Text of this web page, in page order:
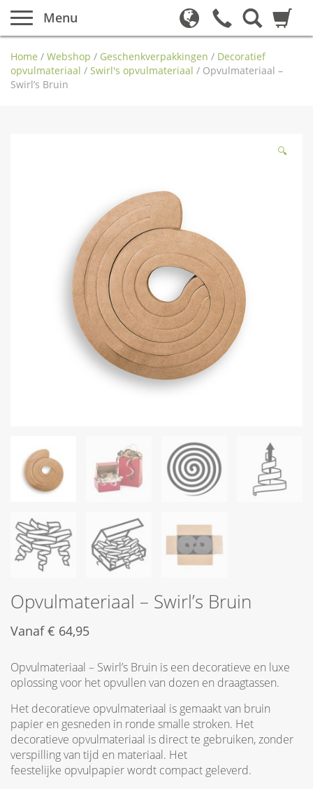
Menu
Home / Webshop / Geschenkverpakkingen / Decoratief
opvulmateriaal / Swirl's opvulmateriaal / Opvulmateriaal –
Swirl’s Bruin
🔍
Opvulmateriaal – Swirl’s Bruin
Vanaf€ 64,95
Opvulmateriaal – Swirl’s Bruin is een decoratieve en luxe
oplossing voor het opvullen van dozen en draagtassen.
Het decoratieve opvulmateriaal is gemaakt van bruin
papier en gesneden in ronde smalle stroken. Het
decoratieve opvulmateriaal is direct te gebruiken, zonder
verspilling van tijd en materiaal. Het
feestelijke opvulpapier wordt compact geleverd.